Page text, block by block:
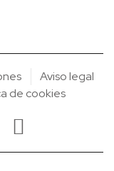
Aviso legal
de cookies